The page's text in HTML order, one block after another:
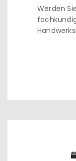
Werden